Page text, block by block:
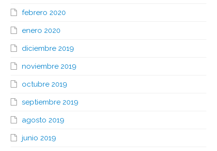
febrero 2020
enero 2020
diciembre 2019
noviembre 2019
octubre 2019
septiembre 2019
agosto 2019
junio 2019